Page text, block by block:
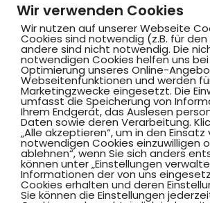
Hammer
Am Südbad 9,
59069 Hamm
Wir verwenden Cookies
Wir nutzen auf unserer Webseite
Cookies sind notwendig (z.B. für
andere sind nicht notwendig. Die
notwendigen Cookies helfen uns
Optimierung unseres Online-
Webseitenfunktionen und werden
Marketingzwecke eingesetzt. Die
umfasst die Speicherung von
Ihrem Endgerät, das Auslesen
Daten sowie deren Verarbeitung.
„Alle akzeptieren“, um in den
notwendigen Cookies einzuwilligen
ablehnen“, wenn Sie sich anders
können unter „Einstellungen
Informationen der von uns
Cookies erhalten und deren
Sie können die Einstellungen